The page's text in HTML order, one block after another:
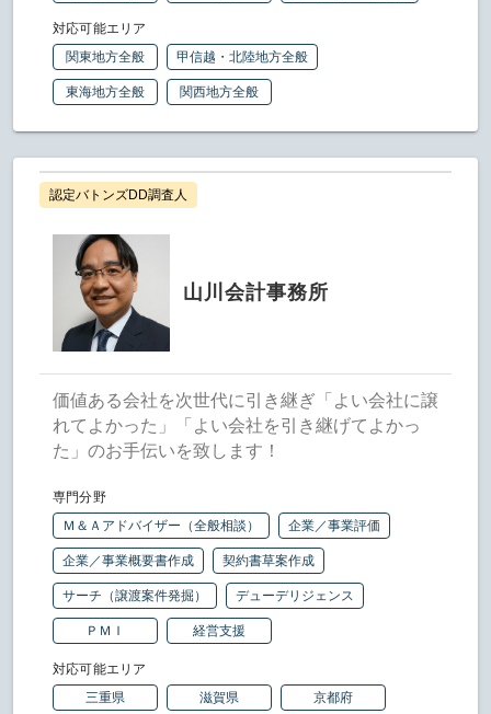
対応可能エリア
関東地方全般
甲信越・北陸地方全般
東海地方全般 関西地方全般
認定バトンズDD調査人
山川会計事務所
価値ある会社を次世代に引き継ぎ「よい会社に譲
れてよかった」「よい会社を引き継げてよかっ
た」のお手伝いを致します！
専門分野
Ｍ＆Ａアドバイザー（全般相談）
企業／事業評価
企業／事業概要書作成 契約書草案作成
サーチ（譲渡案件発掘） デューデリジェンス
ＰＭＩ 経営支援
対応可能エリア
三重県
滋賀県 京都府